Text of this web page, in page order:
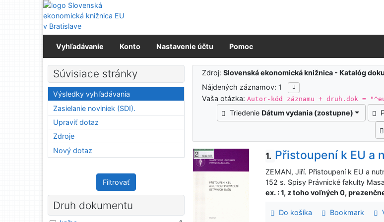
Prejsť na obsah
Prejsť na menu
Prehlásenie o webovej prístupnosti
Vyhľadávanie Konto Nastavenie účtu Pomoc
Výsledky vyhľadávania
Zdroj:Slovenská ekonomická knižnica - Katalóg
Nájdených záznamov: 1
Vaša otázka:Autor-kód záznamu + druh.dok =
Triedenie Dátum vydania (zostupne)
1. Přistoupení k EU a
ZEMAN, Jiří. Přistoupení k EU a
152 s. Spisy Právnické fakulty
ex. : 1, z toho voľných 0,
Do košíka Bookmark
Súvisiace stránky
Výsledky vyhľadávania
Zasielanie noviniek (SDI).
Upraviť dotaz
Zdroje
Nový dotaz
Filtrovať
Druh dokumentu